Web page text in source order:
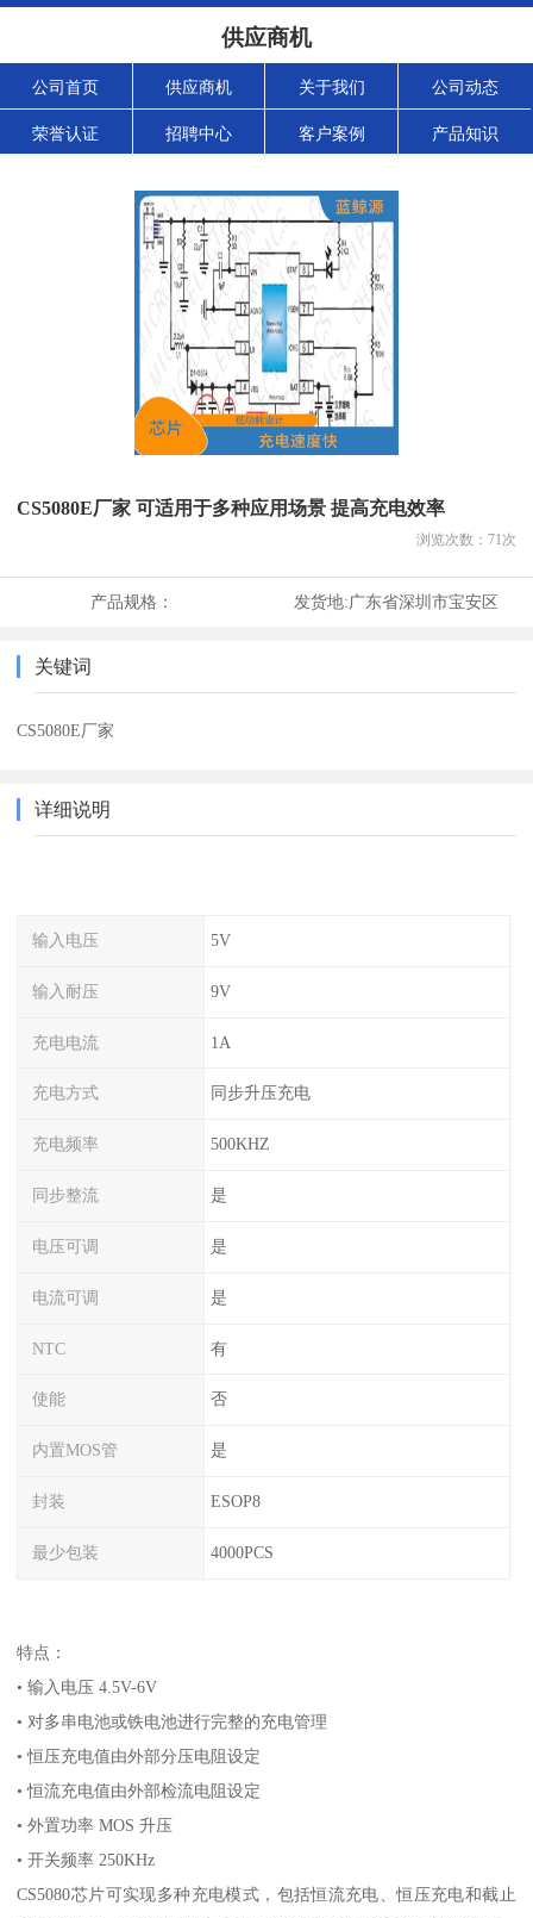
供应商机
公司首页 供应商机 关于我们 公司动态
荣誉认证 招聘中心 客户案例 产品知识
CS5080E厂家 可适用于多种应用场景 提高充电效率
浏览次数： 71次
产品规格： 发货地:广东省深圳市宝安区
关键词
CS5080E厂家
详细说明
输入电压 5V
输入耐压 9V
充电电流 1A
充电方式 同步升压充电
充电频率 500KHZ
同步整流 是
电压可调 是
电流可调 是
NTC 有
使能 否
内置MOS管 是
封装 ESOP8
最少包装 4000PCS
特点：
• 输入电压 4.5V-6V
• 对多串电池或铁电池进行完整的充电管理
• 恒压充电值由外部分压电阻设定
• 恒流充电值由外部检流电阻设定
• 外置功率 MOS 升压
• 开关频率 250KHz
CS5080芯片可实现多种充电模式，包括恒流充电、恒压充电和截止